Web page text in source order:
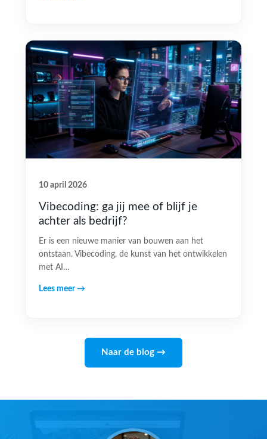
10 april 2026
Vibecoding: ga jij mee of blijf je
achter als bedrijf?
Er is een nieuwe manier van bouwen aan het
ontstaan. Vibecoding, de kunst van het ontwikkelen
met AI…
Lees meer →
Naar de blog →